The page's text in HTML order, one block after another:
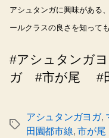
アシュタンガに興味がある
ールクラスの良さを知って
#アシュタンガ
ガ #市が尾 #
タ
アシュタンガヨガ,
田園都市線,市が尾